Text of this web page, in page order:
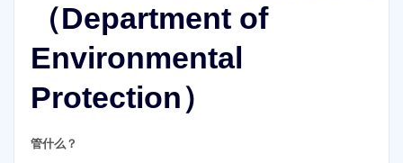
（Department of
Environmental
Protection）
管什么？